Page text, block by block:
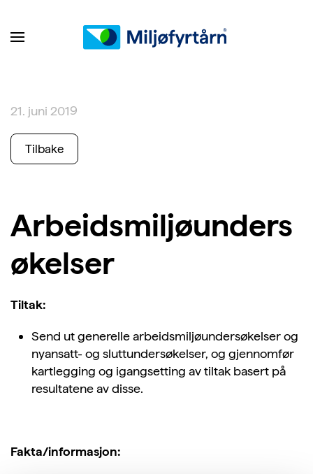
21. juni 2019
Tilbake
Arbeidsmiljøunders
økelser
Tiltak:
Send ut generelle arbeidsmiljøundersøkelser og
nyansatt- og sluttundersøkelser, og gjennomfør
kartlegging og igangsetting av tiltak basert på
resultatene av disse.
Fakta/informasjon: